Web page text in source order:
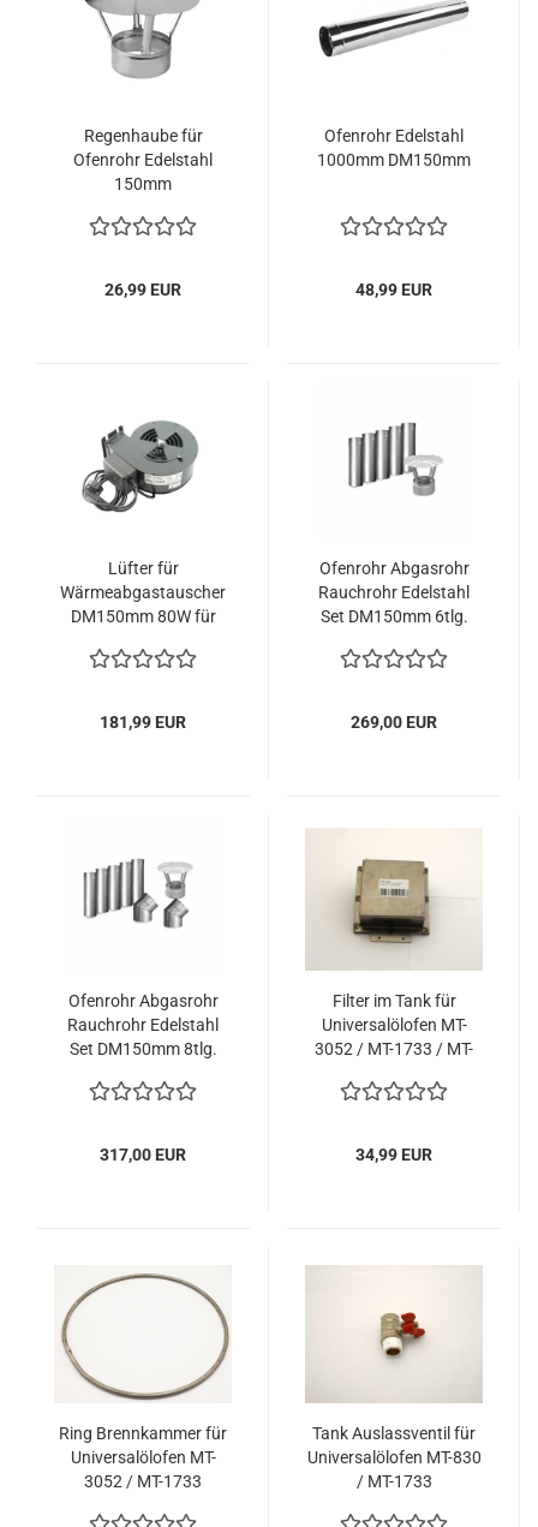
Regenhaube für
Ofenrohr Edelstahl
150mm
26,99 EUR
Ofenrohr Edelstahl
1000mm DM150mm
48,99 EUR
Lüfter für
Wärmeabgastauscher
DM150mm 80W für
6,5kW
181,99 EUR
Ofenrohr Abgasrohr
Rauchrohr Edelstahl
Set DM150mm 6tlg.
269,00 EUR
Ofenrohr Abgasrohr
Rauchrohr Edelstahl
Set DM150mm 8tlg.
317,00 EUR
Filter im Tank für
Universalölofen MT-
3052 / MT-1733 / MT-
34,99 EUR
Ring Brennkammer für
Universalölofen MT-
3052 / MT-1733
Tank Auslassventil für
Universalölofen MT-830
/ MT-1733